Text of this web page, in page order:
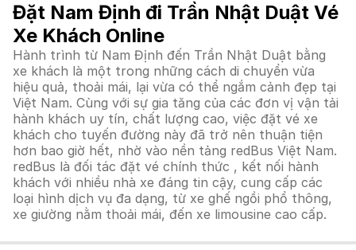
Đặt Nam Định đi Trần Nhật Duật Vé
Xe Khách Online
Hành trình từ Nam Định đến Trần Nhật Duật bằng
xe khách là một trong những cách di chuyển vừa
hiệu quả, thoải mái, lại vừa có thể ngắm cảnh đẹp tại
Việt Nam. Cùng với sự gia tăng của các đơn vị vận tải
hành khách uy tín, chất lượng cao, việc đặt vé xe
khách cho tuyến đường này đã trở nên thuận tiện
hơn bao giờ hết, nhờ vào nền tảng redBus Việt Nam.
redBus là đối tác đặt vé chính thức , kết nối hành
khách với nhiều nhà xe đáng tin cậy, cung cấp các
loại hình dịch vụ đa dạng, từ xe ghế ngồi phổ thông,
xe giường nằm thoải mái, đến xe limousine cao cấp.